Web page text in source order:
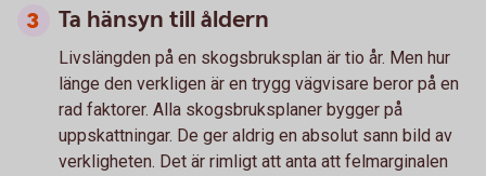
Ta hänsyn till åldern
Livslängden på en skogsbruksplan är tio år. Men hur
länge den verkligen är en trygg vägvisare beror på en
rad faktorer. Alla skogsbruksplaner bygger på
uppskattningar. De ger aldrig en absolut sann bild av
verkligheten. Det är rimligt att anta att felmarginalen